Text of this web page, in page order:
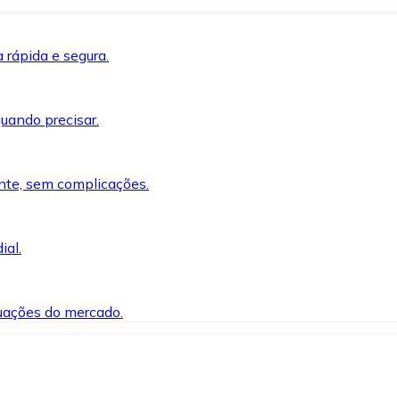
e segura.
precisar.
sem complicações.
do mercado.